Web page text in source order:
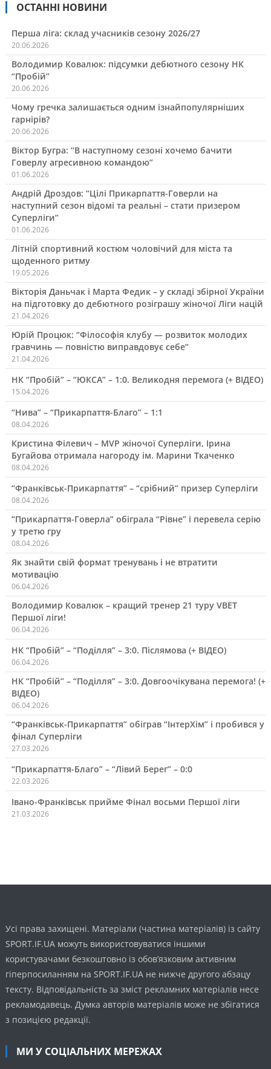
ОСТАННІ НОВИНИ
Перша ліга: склад учасників сезону 2026/27
20.06.2026
Володимир Ковалюк: підсумки дебютного сезону НК
“Пробій”
20.06.2026
Чому гречка залишається одним ізнайпопулярніших
гарнірів?
20.06.2026
Віктор Бугра: “В наступному сезоні хочемо бачити
Говерлу агресивною командою”
01.06.2026
Андрій Дроздов: “Цілі Прикарпаття-Говерли на
наступний сезон відомі та реальні – стати призером
Суперліги”
01.06.2026
Літній спортивний костюм чоловічий для міста та
щоденного ритму
19.05.2026
Вікторія Даньчак і Марта Федик – у складі збірної України
на підготовку до дебютного розіграшу жіночої Ліги націй
21.04.2026
Юрій Процюк: “Філософія клубу — розвиток молодих
гравчинь — повністю виправдовує себе”
21.04.2026
НК “Пробій” – “ЮКСА” – 1:0. Великодня перемога (+ ВІДЕО)
15.04.2026
“Нива” – “Прикарпаття-Благо” – 1:1
08.04.2026
Кристина Філевич – MVP жіночої Суперліги, Ірина
Бугайова отримала нагороду ім. Марини Ткаченко
08.04.2026
“Франківськ-Прикарпаття” – “срібний” призер Суперліги
08.04.2026
“Прикарпаття-Говерла” обіграла “Рівне” і перевела серію
у третю гру
08.04.2026
Як знайти свій формат тренувань і не втратити
мотивацію
06.04.2026
Володимир Ковалюк – кращий тренер 21 туру VBET
Першої ліги!
06.04.2026
НК “Пробій” – “Поділля” – 3:0. Післямова (+ ВІДЕО)
06.04.2026
НК “Пробій” – “Поділля” – 3:0. Довгоочікувана перемога! (+
ВІДЕО)
06.04.2026
“Франківськ-Прикарпаття” обіграв “ІнтерХім” і пробився у
фінал Суперліги
27.03.2026
“Прикарпаття-Благо” – “Лівий Берег” – 0:0
22.03.2026
Івано-Франківськ прийме Фінал восьми Першої ліги
21.03.2026
Усі права захищені. Матеріали (частина матеріалів) із сайту
SPORT.IF.UA можуть використовуватися іншими
користувачами безкоштовно із обов’язковим активним
гіперпосиланням на SPORT.IF.UA не нижче другого абзацу
тексту. Відповідальність за зміст рекламних матеріалів несе
рекламодавець. Думка авторів матеріалів може не збігатися
з позицією редакції.
МИ У СОЦІАЛЬНИХ МЕРЕЖАХ